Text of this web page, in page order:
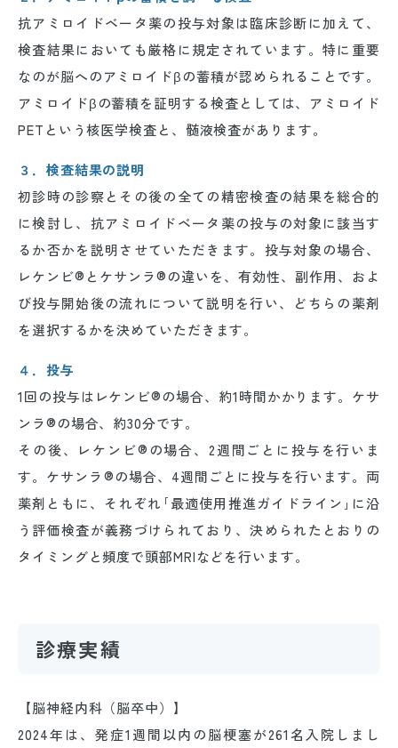
抗アミロイドベータ薬の投与対象は臨床診断に加えて、
検査結果においても厳格に規定されています。特に重要
なのが脳へのアミロイドβの蓄積が認められることです。
アミロイドβの蓄積を証明する検査としては、アミロイド
PETという核医学検査と、髄液検査があります。
３．検査結果の説明
初診時の診察とその後の全ての精密検査の結果を総合的
に検討し、抗アミロイドベータ薬の投与の対象に該当す
るか否かを説明させていただきます。投与対象の場合、
レケンビ®とケサンラ®の違いを、有効性、副作用、およ
び投与開始後の流れについて説明を行い、どちらの薬剤
を選択するかを決めていただきます。
４．投与
1回の投与はレケンビ®の場合、約1時間かかります。ケサ
ンラ®の場合、約30分です。
その後、レケンビ®の場合、2週間ごとに投与を行いま
す。ケサンラ®の場合、4週間ごとに投与を行います。両
薬剤ともに、それぞれ｢最適使用推進ガイドライン｣に沿
う評価検査が義務づけられており、決められたとおりの
タイミングと頻度で頭部MRIなどを行います。
診療実績
【脳神経内科（脳卒中）】
2024年は、発症1週間以内の脳梗塞が261名入院しまし